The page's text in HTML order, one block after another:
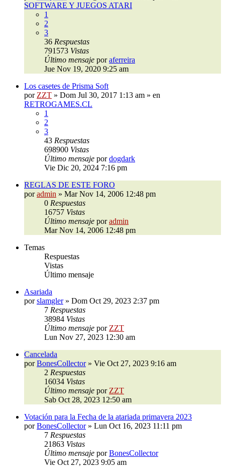
SOFTWARE Y JUEGOS ATARI
1
2
3
36 Respuestas
791573 Vistas
Último mensaje poraferreira
Jue Nov 19, 2020 9:25 am
Los casetes de Prisma Soft
por ZZT » Dom Jul 30, 2017 1:13 am » en
RETROGAMES.CL
1
2
3
43 Respuestas
698900 Vistas
Último mensaje pordogdark
Vie Dic 20, 2024 7:16 pm
REGLAS DE ESTE FORO
poradmin » Mar Nov 14, 2006 12:48 pm
0 Respuestas
16757 Vistas
Último mensaje poradmin
Mar Nov 14, 2006 12:48 pm
Temas
Respuestas
Vistas
Último mensaje
Asariada
porslamgler» Dom Oct 29, 2023 2:37 pm
7 Respuestas
38984 Vistas
Último mensaje por ZZT
Lun Nov 27, 2023 12:30 am
Cancelada
porBonesCollector» Vie Oct 27, 2023 9:16 am
2 Respuestas
16034 Vistas
Último mensaje por ZZT
Sab Oct 28, 2023 12:50 am
Votación para la Fecha de la atariada primavera 2023
porBonesCollector» Lun Oct 16, 2023 11:11 pm
7 Respuestas
21863 Vistas
Último mensaje porBonesCollector
Vie Oct 27, 2023 9:05 am